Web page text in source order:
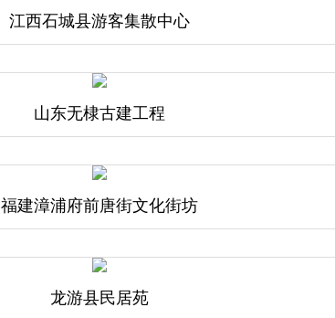
江西石城县游客集散中心
山东无棣古建工程
福建漳浦府前唐街文化街坊
龙游县民居苑